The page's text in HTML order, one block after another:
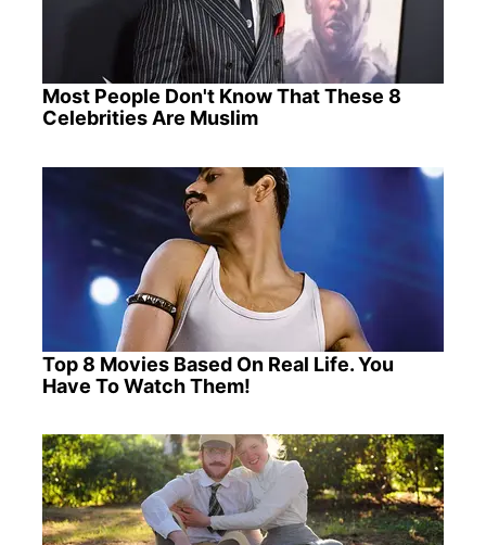
Most People Don't Know That These 8
Celebrities Are Muslim
Top 8 Movies Based On Real Life. You
Have To Watch Them!